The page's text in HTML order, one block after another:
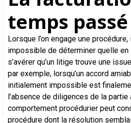
temps passé
Lorsque l’on engage une
impossible de déterminer quelle en
s’avérer qu’un litige trouve une
par exemple, lorsqu’un accord
initialement impossible est
l’absence de diligences de la
comportement procédurier peut
procédure dont la résolution